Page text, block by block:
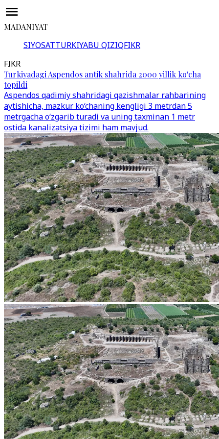
MADANIYAT
SIYOSATTURKIYABU QIZIQFIKR
FIKR
Turkiyadagi Aspendos antik shahrida 2000 yillik ko‘cha
topildi
Aspendos qadimiy shahridagi qazishmalar rahbarining
aytishicha, mazkur ko‘chaning kengligi 3 metrdan 5
metrgacha o‘zgarib turadi va uning taxminan 1 metr
ostida kanalizatsiya tizimi ham mavjud.